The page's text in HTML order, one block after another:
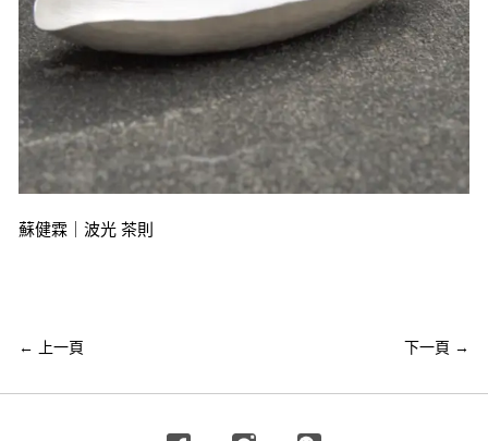
蘇健霖｜波光 茶則
← 上一頁 下一頁 →